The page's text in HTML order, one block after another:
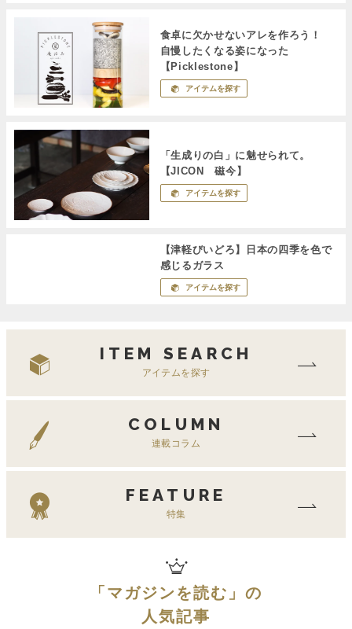
食卓に欠かせないアレを作ろう！
自慢したくなる姿になった
【Picklestone】
アイテムを探す
「生成りの白」に魅せられて。
【JICON 磁今】
アイテムを探す
【津軽びいどろ】日本の四季を色で
感じるガラス
アイテムを探す
ITEM SEARCH
アイテムを探す
COLUMN
連載コラム
FEATURE
特集
「 マガジンを読む 」の
人気記事